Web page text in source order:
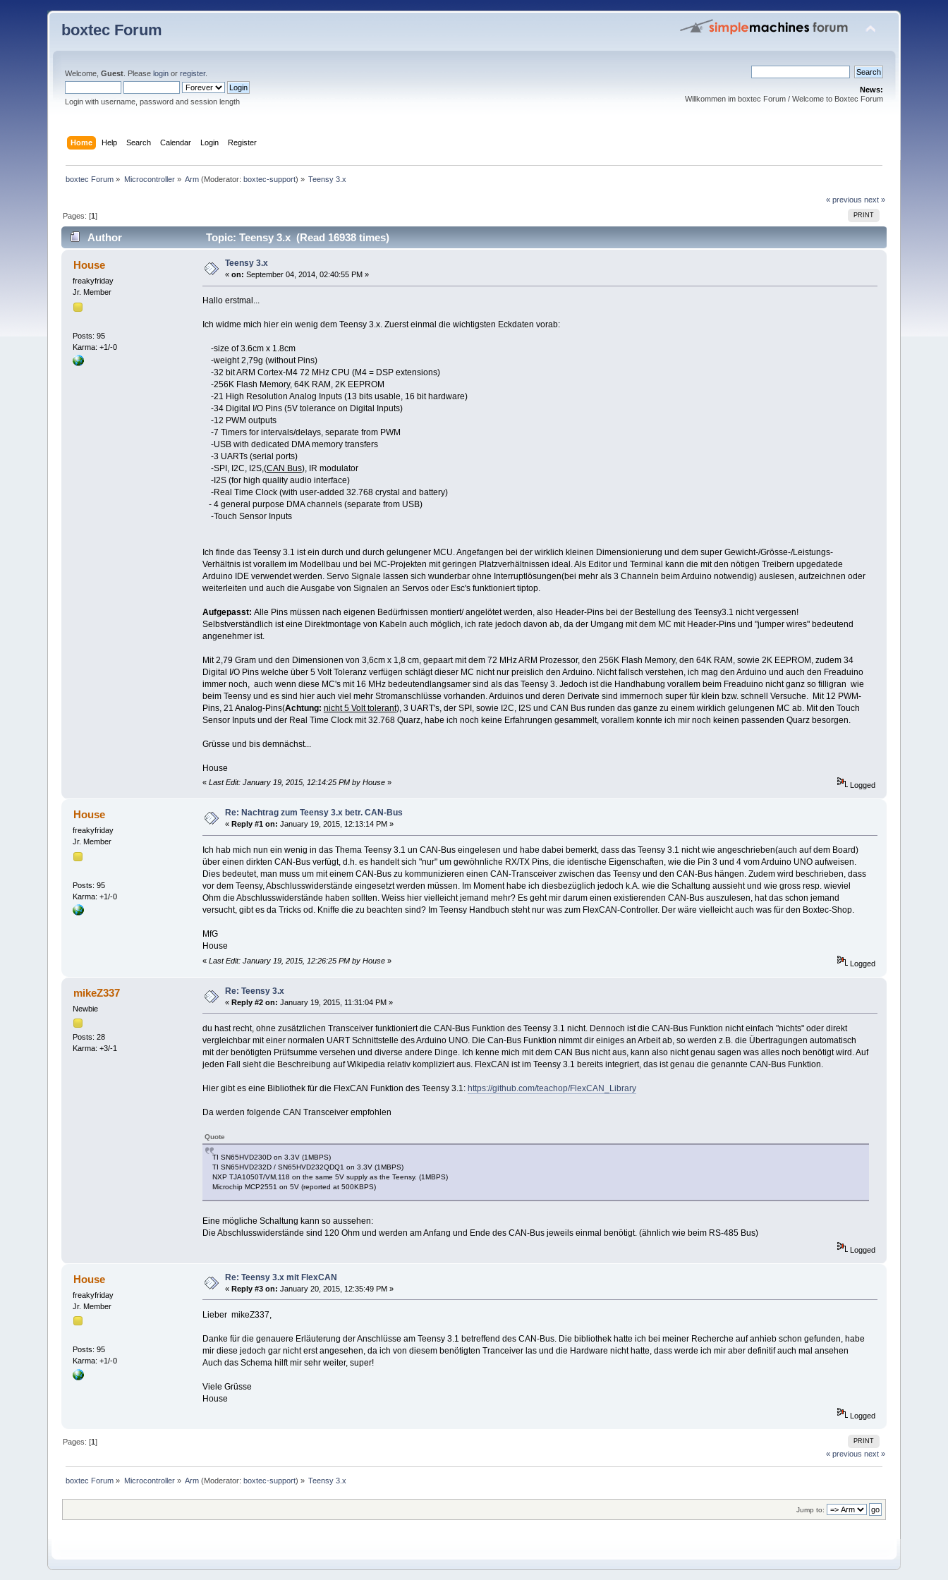
boxtec Forum
Welcome,Guest . Pleaselogin orregister.
Login with username, password and session length
News:
Willkommen im boxtec Forum / Welcome to Boxtec Forum
Home Help Search Calendar Login Register
boxtec Forum » Microcontroller» Arm (Moderator:boxtec-support) » Teensy 3.x
« previous next »
PRINT
Pages: [1]
Author Topic: Teensy 3.x (Read 16938 times)
House
freakyfriday
Jr. Member
Posts: 95
Karma: +1/-0
Teensy 3.x
«on: September 04, 2014, 02:40:55 PM »
Hallo erstmal...
Ich widme mich hier ein wenig dem Teensy 3.x. Zuerst einmal die wichtigsten Eckdaten vorab:
-size of 3.6cm x 1.8cm
-weight 2,79g (without Pins)
-32 bit ARM Cortex-M4 72 MHz CPU (M4 = DSP extensions)
-256K Flash Memory, 64K RAM, 2K EEPROM
-21 High Resolution Analog Inputs (13 bits usable, 16 bit hardware)
-34 Digital I/O Pins (5V tolerance on Digital Inputs)
-12 PWM outputs
-7 Timers for intervals/delays, separate from PWM
-USB with dedicated DMA memory transfers
-3 UARTs (serial ports)
-SPI, I2C, I2S,(CAN Bus), IR modulator
-I2S (for high quality audio interface)
-Real Time Clock (with user-added 32.768 crystal and battery)
- 4 general purpose DMA channels (separate from USB)
-Touch Sensor Inputs
Ich finde das Teensy 3.1 ist ein durch und durch gelungener MCU. Angefangen bei der wirklich kleinen Dimensionierung und dem super Gewicht-/Grösse-/Leistungs-
Verhältnis ist vorallem im Modellbau und bei MC-Projekten mit geringen Platzverhältnissen ideal. Als Editor und Terminal kann die mit den nötigen Treibern upgedatede
Arduino IDE verwendet werden. Servo Signale lassen sich wunderbar ohne Interruptlösungen(bei mehr als 3 Channeln beim Arduino notwendig) auslesen, aufzeichnen oder
weiterleiten und auch die Ausgabe von Signalen an Servos oder Esc's funktioniert tiptop.
Aufgepasst: Alle Pins müssen nach eigenen Bedürfnissen montiert/ angelötet werden, also Header-Pins bei der Bestellung des Teensy3.1 nicht vergessen!
Selbstverständlich ist eine Direktmontage von Kabeln auch möglich, ich rate jedoch davon ab, da der Umgang mit dem MC mit Header-Pins und "jumper wires" bedeutend
angenehmer ist.
Mit 2,79 Gram und den Dimensionen von 3,6cm x 1,8 cm, gepaart mit dem 72 MHz ARM Prozessor, den 256K Flash Memory, den 64K RAM, sowie 2K EEPROM, zudem 34
Digital I/O Pins welche über 5 Volt Toleranz verfügen schlägt dieser MC nicht nur preislich den Arduino. Nicht fallsch verstehen, ich mag den Arduino und auch den Freaduino
immer noch, auch wenn diese MC's mit 16 MHz bedeutendlangsamer sind als das Teensy 3. Jedoch ist die Handhabung vorallem beim Freaduino nicht ganz so filligran wie
beim Teensy und es sind hier auch viel mehr Stromanschlüsse vorhanden. Arduinos und deren Derivate sind immernoch super für klein bzw. schnell Versuche. Mit 12 PWM-
Pins, 21 Analog-Pins(Achtung: nicht 5 Volt tolerant), 3 UART's, der SPI, sowie I2C, I2S und CAN Bus runden das ganze zu einem wirklich gelungenen MC ab. Mit den Touch
Sensor Inputs und der Real Time Clock mit 32.768 Quarz, habe ich noch keine Erfahrungen gesammelt, vorallem konnte ich mir noch keinen passenden Quarz besorgen.
Grüsse und bis demnächst...
House
« Last Edit: January 19, 2015, 12:14:25 PM by House» Logged
House
freakyfriday
Jr. Member
Posts: 95
Karma: +1/-0
Re: Nachtrag zum Teensy 3.x betr. CAN-Bus
« Reply #1 on: January 19, 2015, 12:13:14 PM »
Ich hab mich nun ein wenig in das Thema Teensy 3.1 un CAN-Bus eingelesen und habe dabei bemerkt, dass das Teensy 3.1 nicht wie angeschrieben(auch auf dem Board)
über einen dirkten CAN-Bus verfügt, d.h. es handelt sich "nur" um gewöhnliche RX/TX Pins, die identische Eigenschaften, wie die Pin 3 und 4 vom Arduino UNO aufweisen.
Dies bedeutet, man muss um mit einem CAN-Bus zu kommunizieren einen CAN-Transceiver zwischen das Teensy und den CAN-Bus hängen. Zudem wird beschrieben, dass
vor dem Teensy, Abschlusswiderstände eingesetzt werden müssen. Im Moment habe ich diesbezüglich jedoch k.A. wie die Schaltung aussieht und wie gross resp. wieviel
Ohm die Abschlusswiderstände haben sollten. Weiss hier vielleicht jemand mehr? Es geht mir darum einen existierenden CAN-Bus auszulesen, hat das schon jemand
versucht, gibt es da Tricks od. Kniffe die zu beachten sind? Im Teensy Handbuch steht nur was zum FlexCAN-Controller. Der wäre vielleicht auch was für den Boxtec-Shop.
MfG
House
« Last Edit: January 19, 2015, 12:26:25 PM by House» Logged
mikeZ337
Newbie
Posts: 28
Karma: +3/-1
Re: Teensy 3.x
«Reply #2 on: January 19, 2015, 11:31:04 PM »
du hast recht, ohne zusätzlichen Transceiver funktioniert die CAN-Bus Funktion des Teensy 3.1 nicht. Dennoch ist die CAN-Bus Funktion nicht einfach "nichts" oder direkt
vergleichbar mit einer normalen UART Schnittstelle des Arduino UNO. Die Can-Bus Funktion nimmt dir einiges an Arbeit ab, so werden z.B. die Übertragungen automatisch
mit der benötigten Prüfsumme versehen und diverse andere Dinge. Ich kenne mich mit dem CAN Bus nicht aus, kann also nicht genau sagen was alles noch benötigt wird. Auf
jeden Fall sieht die Beschreibung auf Wikipedia relativ kompliziert aus. FlexCAN ist im Teensy 3.1 bereits integriert, das ist genau die genannte CAN-Bus Funktion.
Hier gibt es eine Bibliothek für die FlexCAN Funktion des Teensy 3.1: https://github.com/teachop/FlexCAN_Library
Da werden folgende CAN Transceiver empfohlen
Quote
TI SN65HVD230D on 3.3V (1MBPS)
TI SN65HVD232D / SN65HVD232QDQ1 on 3.3V (1MBPS)
NXP TJA1050T/VM,118 on the same 5V supply as the Teensy. (1MBPS)
Microchip MCP2551 on 5V (reported at 500KBPS)
Eine mögliche Schaltung kann so aussehen:
Die Abschlusswiderstände sind 120 Ohm und werden am Anfang und Ende des CAN-Bus jeweils einmal benötigt. (ähnlich wie beim RS-485 Bus)
Logged
House
freakyfriday
Jr. Member
Posts: 95
Karma: +1/-0
Re: Teensy 3.x mit FlexCAN
«Reply #3 on: January 20, 2015, 12:35:49 PM »
Lieber mikeZ337,
Danke für die genauere Erläuterung der Anschlüsse am Teensy 3.1 betreffend des CAN-Bus. Die bibliothek hatte ich bei meiner Recherche auf anhieb schon gefunden, habe
mir diese jedoch gar nicht erst angesehen, da ich von diesem benötigten Tranceiver las und die Hardware nicht hatte, dass werde ich mir aber definitif auch mal ansehen
Auch das Schema hilft mir sehr weiter, super!
Viele Grüsse
House
Logged
PRINT
Pages: [1]
« previous next »
boxtec Forum » Microcontroller» Arm (Moderator:boxtec-support) » Teensy 3.x
Jump to: